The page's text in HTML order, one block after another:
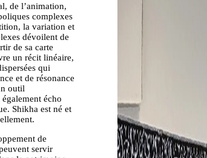
de l’animation,
complexes
la variation et
dévoilent de
de sa carte
un récit linéaire,
qui
et de résonance
outil
écho
Shikha est né et
de
servir